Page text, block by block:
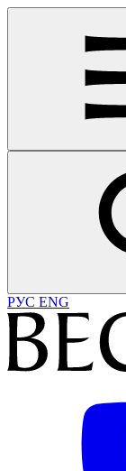
РУС ENG